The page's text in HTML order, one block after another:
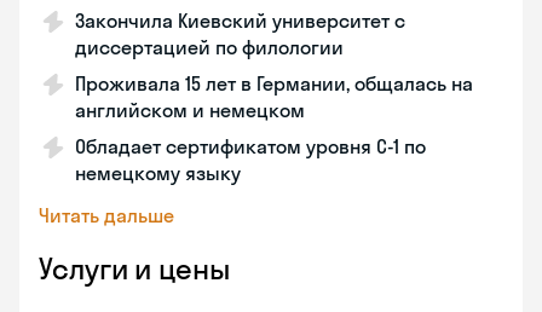
Закончила Киевский университет с
диссертацией по филологии
Проживала 15 лет в Германии, общалась на
английском и немецком
Обладает сертификатом уровня C-1 по
немецкому языку
Читать дальше
Услуги и цены